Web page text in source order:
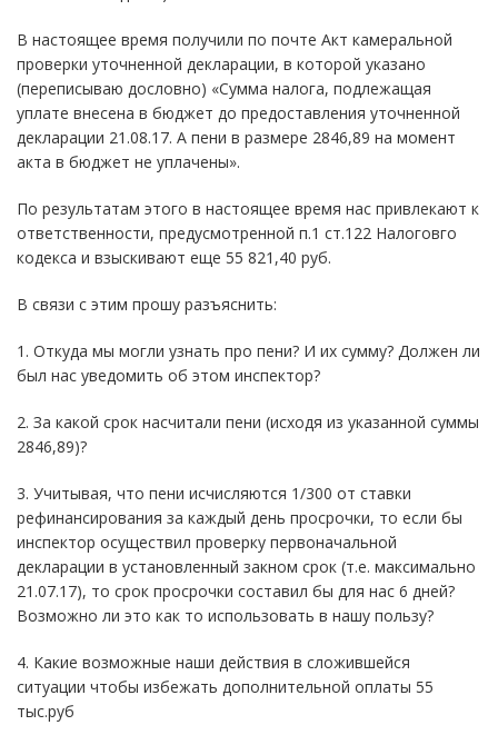
В настоящее время получили по почте Акт камеральной
проверки уточненной декларации, в которой указано
(переписываю дословно) «Сумма налога, подлежащая
уплате внесена в бюджет до предоставления уточненной
декларации 21.08.17. А пени в размере 2846,89 на момент
акта в бюджет не уплачены».
По результатам этого в настоящее время нас привлекают к
ответственности, предусмотренной п.1 ст.122 Налоговго
кодекса и взыскивают еще 55 821,40 руб.
В связи с этим прошу разъяснить:
1. Откуда мы могли узнать про пени? И их сумму? Должен ли
был нас уведомить об этом инспектор?
2. За какой срок насчитали пени (исходя из указанной суммы
2846,89)?
3. Учитывая, что пени исчисляются 1/300 от ставки
рефинансирования за каждый день просрочки, то если бы
инспектор осуществил проверку первоначальной
декларации в установленный закном срок (т.е. максимально
21.07.17), то срок просрочки составил бы для нас 6 дней?
Возможно ли это как то использовать в нашу пользу?
4. Какие возможные наши действия в сложившейся
ситуации чтобы избежать дополнительной оплаты 55
тыс.руб